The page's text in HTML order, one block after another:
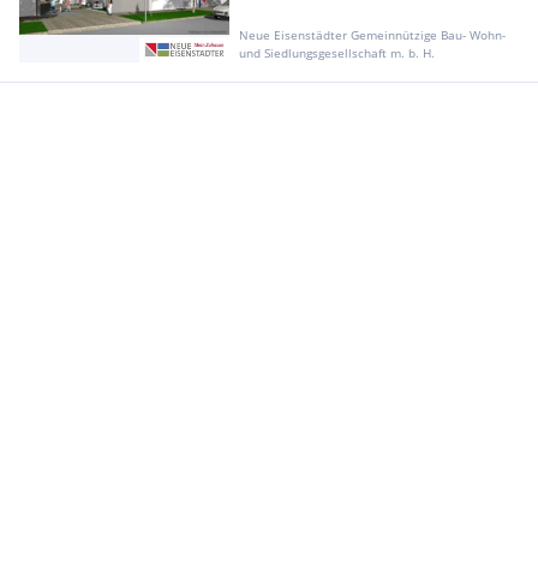
Neue Eisenstädter Gemeinnützige Bau- Wohn-
und Siedlungsgesellschaft m. b. H.